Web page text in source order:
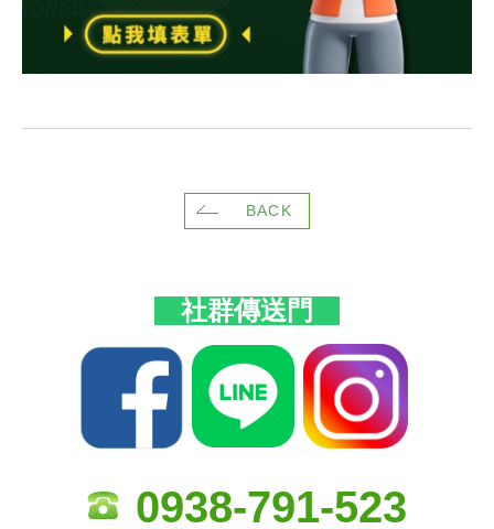
BACK
社群傳送門
0938-791-523